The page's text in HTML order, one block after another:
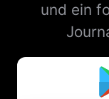
und ein